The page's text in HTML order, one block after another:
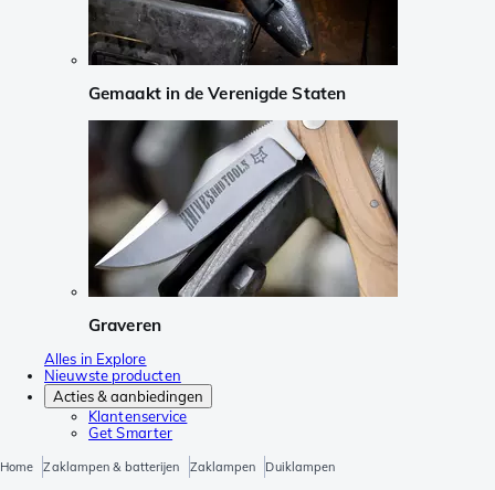
Gemaakt in de Verenigde Staten
Graveren
Alles in Explore
Nieuwste producten
Acties & aanbiedingen
Klantenservice
Get Smarter
Home Zaklampen & batterijen Zaklampen Duiklampen